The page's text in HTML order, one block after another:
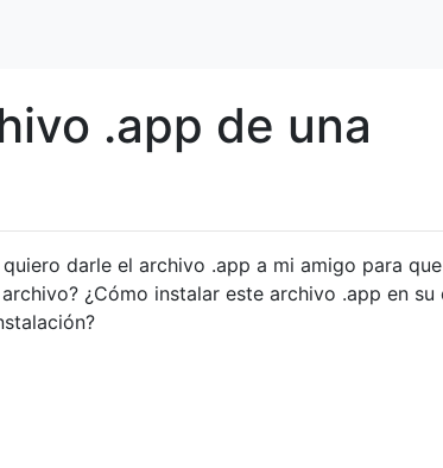
.app de una
darle el archivo .app a mi amigo para
¿Cómo instalar este archivo .app en su